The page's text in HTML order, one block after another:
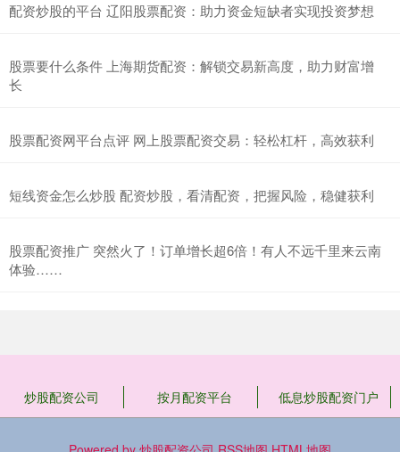
配资炒股的平台 辽阳股票配资：助力资金短缺者实现投资梦想
股票要什么条件 上海期货配资：解锁交易新高度，助力财富增
长
股票配资网平台点评 网上股票配资交易：轻松杠杆，高效获利
短线资金怎么炒股 配资炒股，看清配资，把握风险，稳健获利
股票配资推广 突然火了！订单增长超6倍！有人不远千里来云南
体验……
炒股配资公司 按月配资平台 低息炒股配资门户